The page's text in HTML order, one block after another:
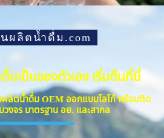
ผลิตน้ำดื่ม.com
มเป็นของตัวเอง เริ่มต้นที่นี่
ผลิตน้ำดื่ม OEM ออกแบบโลโก้ พร้อมติด
งจร มาตรฐาน อย. และสากล